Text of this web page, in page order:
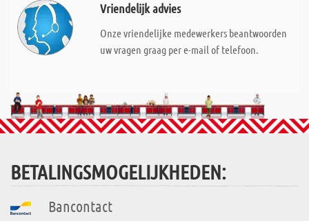
Vriendelijk advies
Onze vriendelijke medewerkers beantwoorden
uw vragen graag per e-mail of telefoon.
BETALINGSMOGELIJKHEDEN:
Bancontact